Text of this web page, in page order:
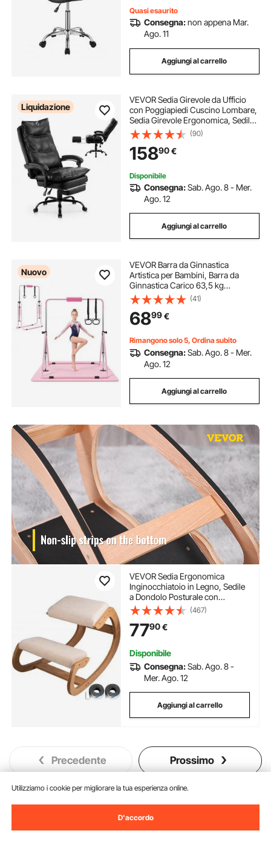
Quasi esaurito
Consegna:non appena Mar.
Ago. 11
Aggiungi al carrello
Liquidazione
VEVOR Sedia Girevole da Ufficio
con Poggiapiedi Cuscino Lombare,
Sedia Girevole Ergonomica, Sedile
da Ufficio in Pelle PU, Carico max.
181,44 kg, Altezza Regolabile,
Inclinabile, Casa, Studio, Nero
(90)
15890€
Disponibile
Consegna:Sab. Ago. 8 - Mer.
Ago. 12
Aggiungi al carrello
Nuovo
VEVOR Barra da Ginnastica
Artistica per Bambini, Barra da
Ginnastica Carico 63,5 kg
Pieghevole Altezza Regolabile
Allenamento Esercizio per Casa,
Telaio in Acciaio al Carbonio, con
Tappetino
(41)
6899€
Rimangono solo 5, Ordina subito
Consegna:Sab. Ago. 8 - Mer.
Ago. 12
Aggiungi al carrello
VEVOR Sedia Ergonomica
Inginocchiatoio in Legno, Sedile
a Dondolo Posturale con
Angolamento, Seggiola di
Posizionamento
Poggiaginocchia, Seduta
Ergonomica Colore Bianco per
Casa Scrivania e Ufficio
(467)
7790€
Disponibile
Consegna:Sab. Ago. 8 -
Mer. Ago. 12
Aggiungi al carrello
Precedente Prossimo
Potrebbe piacerti anche
Utilizziamo i cookie per migliorare la tua esperienza online.
D'accordo